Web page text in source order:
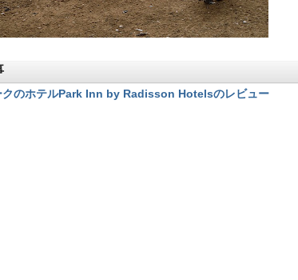
クのホテルPark Inn by Radisson Hotelsのレビュー